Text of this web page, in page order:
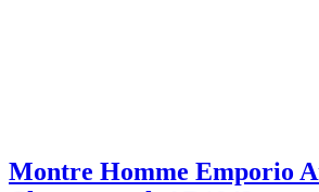
Montre Homme Emporio